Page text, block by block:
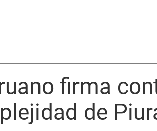
firma
de